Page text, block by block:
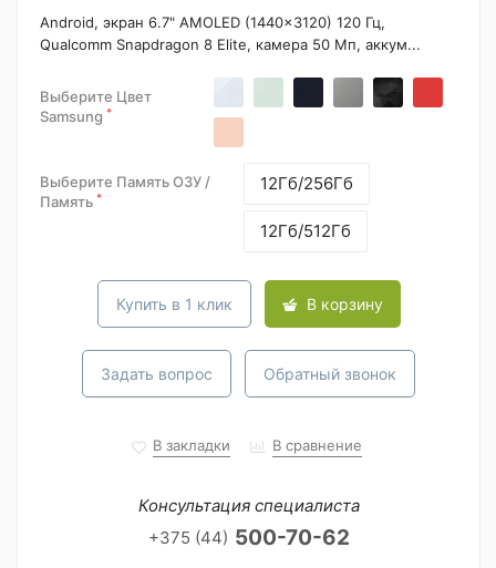
Android, экран 6.7" AMOLED (1440x3120) 120 Гц,
Qualcomm Snapdragon 8 Elite, камера 50 Мп, аккум...
Выберите Цвет
Samsung *
Выберите Память ОЗУ /
Память *
12Гб/256Гб
12Гб/512Гб
Купить в 1 клик В корзину
Задать вопрос Обратный звонок
В закладки В сравнение
Консультация специалиста
+375 (44) 500-70-62